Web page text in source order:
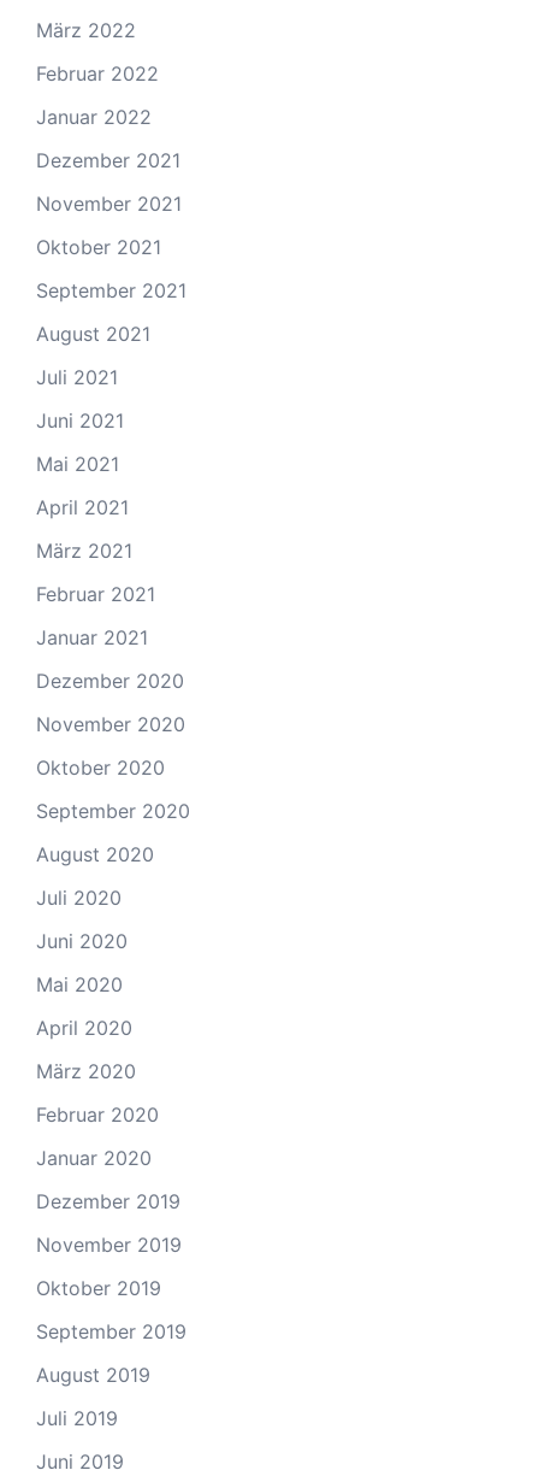
März 2022
Februar 2022
Januar 2022
Dezember 2021
November 2021
Oktober 2021
September 2021
August 2021
Juli 2021
Juni 2021
Mai 2021
April 2021
März 2021
Februar 2021
Januar 2021
Dezember 2020
November 2020
Oktober 2020
September 2020
August 2020
Juli 2020
Juni 2020
Mai 2020
April 2020
März 2020
Februar 2020
Januar 2020
Dezember 2019
November 2019
Oktober 2019
September 2019
August 2019
Juli 2019
Juni 2019